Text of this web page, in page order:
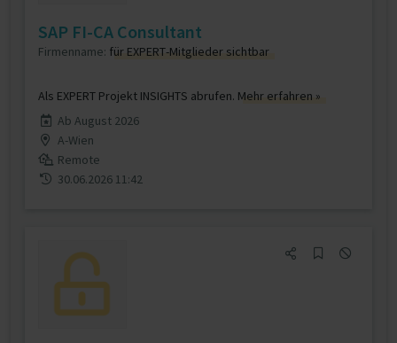
SAP FI-CA Consultant
Firmenname: für EXPERT-Mitglieder sichtbar
Als EXPERT Projekt INSIGHTS abrufen. Mehr erfahren »
Ab August 2026
A-Wien
Remote
30.06.2026 11:42